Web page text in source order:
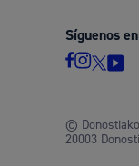
Síguenos
©
20003